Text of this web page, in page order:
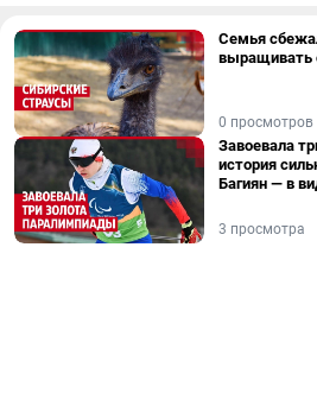
Семья
выращивать
0 просмотров
Завоевала
история
Багиян — в
3 просмотра